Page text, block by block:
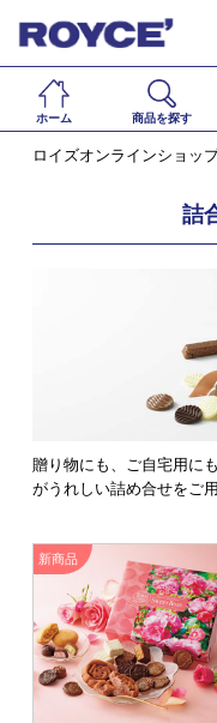
ホーム 商品を探す
ロイズオンラインショッ
詰
贈り物にも、ご自宅用に
がうれしい詰め合せをご
新商品